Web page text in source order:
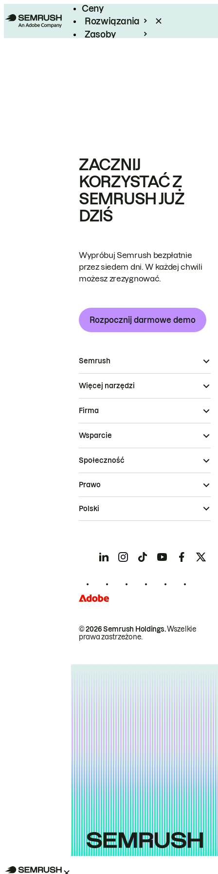
Ceny
Rozwiązania
Zasoby
ZACZNIJ
KORZYSTAĆ Z
SEMRUSH JUŻ
DZIŚ
Wypróbuj Semrush bezpłatnie
przez siedem dni. W każdej chwili
możesz zrezygnować.
Rozpocznij darmowe demo
Semrush
Więcej narzędzi
Firma
Wsparcie
Społeczność
© 2026 Semrush Holdings.Wszelkie
prawa zastrzeżone.
Prawo
Polski